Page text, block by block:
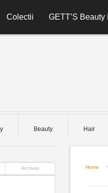
Colectii GETT’S Beauty
Beauty Hair
Home
Archives